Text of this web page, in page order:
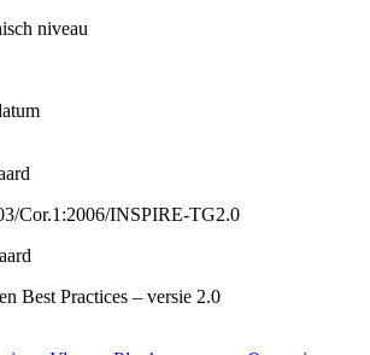
niveau
Cor.1:2006/INSPIRE-TG2.0
Best Practices – versie 2.0